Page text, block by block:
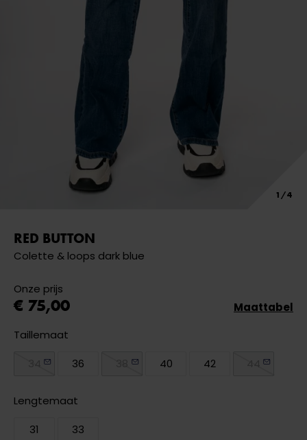
RED BUTTON
Colette & loops dark blue
Onze prijs
€ 75,00
Taillemaat
36 40 42
Lengtemaat
31
33
Maattabel